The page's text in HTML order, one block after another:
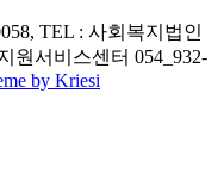
TEL : 사회복지법인
원서비스센터 054_932-
by Kriesi